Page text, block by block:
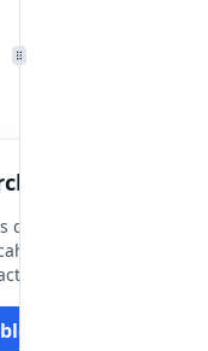
des
etc